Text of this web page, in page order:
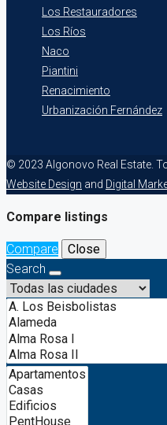
Los Restauradores
Los Ríos
Naco
Piantini
Renacimiento
Urbanización Fernández
© 2023 Algonovo Real Estate.
Website Design and Digital
Compare listings
Compare
Close
Search